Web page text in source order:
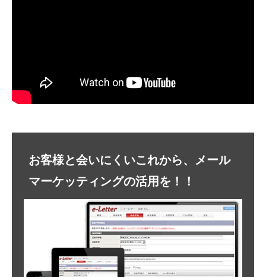
お客様と会いにくいこれから、メール
マーケッティングの活用を！！